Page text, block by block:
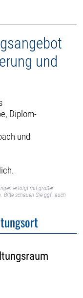
und
Diplom-
und
erfolgt mit großer
Bitte schauen Sie ggf. auch